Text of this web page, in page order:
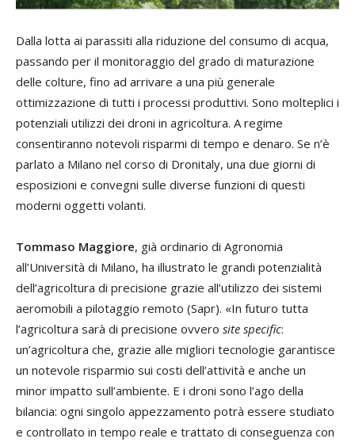
Dalla lotta ai parassiti alla riduzione del consumo di acqua,
passando per il monitoraggio del grado di maturazione
delle colture, fino ad arrivare a una più generale
ottimizzazione di tutti i processi produttivi. Sono molteplici i
potenziali utilizzi dei droni in agricoltura. A regime
consentiranno notevoli risparmi di tempo e denaro. Se n’è
parlato a Milano nel corso di Dronitaly, una due giorni di
esposizioni e convegni sulle diverse funzioni di questi
moderni oggetti volanti.
Tommaso Maggiore, già ordinario di Agronomia
all’Università di Milano, ha illustrato le grandi potenzialità
dell’agricoltura di precisione grazie all’utilizzo dei sistemi
aeromobili a pilotaggio remoto (Sapr). «In futuro tutta
l’agricoltura sarà di precisione ovvero site specific:
un’agricoltura che, grazie alle migliori tecnologie garantisce
un notevole risparmio sui costi dell’attività e anche un
minor impatto sull’ambiente. E i droni sono l’ago della
bilancia: ogni singolo appezzamento potrà essere studiato
e controllato in tempo reale e trattato di conseguenza con